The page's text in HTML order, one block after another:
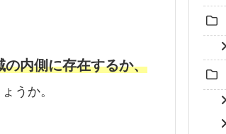
の内側に存在するか、
うか。